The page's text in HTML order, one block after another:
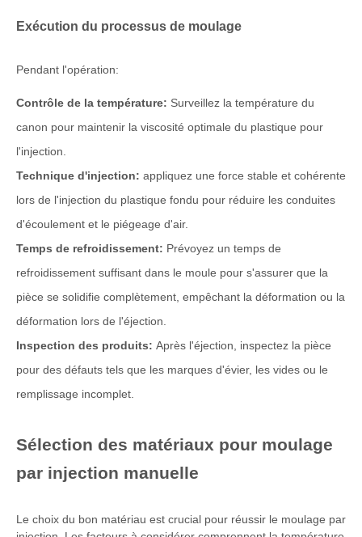
Exécution du processus de moulage
Pendant l'opération:
Contrôle de la température: Surveillez la température du
canon pour maintenir la viscosité optimale du plastique pour
l'injection.
Technique d'injection: appliquez une force stable et cohérente
lors de l'injection du plastique fondu pour réduire les conduites
d'écoulement et le piégeage d'air.
Temps de refroidissement: Prévoyez un temps de
refroidissement suffisant dans le moule pour s'assurer que la
pièce se solidifie complètement, empêchant la déformation ou la
déformation lors de l'éjection.
Inspection des produits: Après l'éjection, inspectez la pièce
pour des défauts tels que les marques d'évier, les vides ou le
remplissage incomplet.
Sélection des matériaux pour moulage
par injection manuelle
Le choix du bon matériau est crucial pour réussir le moulage par